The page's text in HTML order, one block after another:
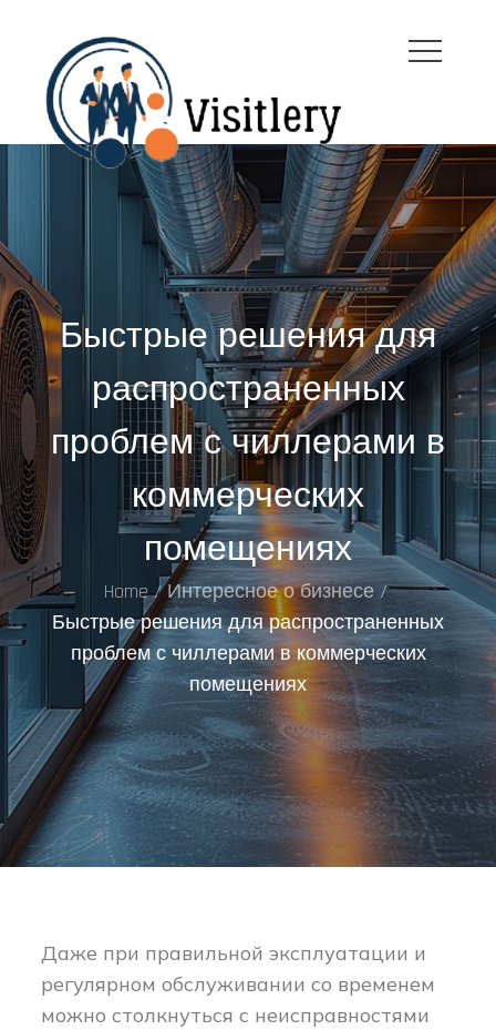
content
visitleroy.com
Быстрые решения для
распространенных
проблем с чиллерами в
коммерческих
помещениях
Home
Интересное о бизнесе
Быстрые решения для распространенных
проблем с чиллерами в коммерческих
помещениях
Даже при правильной эксплуатации и
регулярном обслуживании со временем
можно столкнуться с неисправностями